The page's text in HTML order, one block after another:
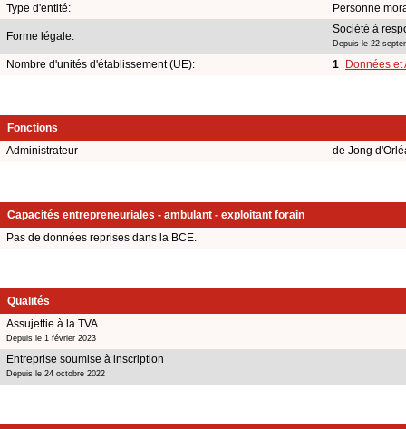
Type d'entité:
Personne
Forme légale:
Société à
Depuis le 22
Nombre d'unités d'établissement (UE): 1 Données et
Fonctions
Administrateur
de Jong
Capacités entrepreneuriales - ambulant - exploitant forain
Pas de données reprises dans la BCE.
Qualités
Assujettie à la TVA
Depuis le 1 février 2023
Entreprise soumise à inscription
Depuis le 24 octobre 2022